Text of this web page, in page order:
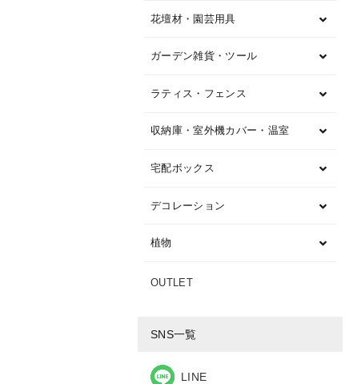
花壇材・園芸用具
ガーデン雑貨・ツール
ラティス・フェンス
収納庫・室外機カバー・温室
宅配ボックス
デコレーション
植物
OUTLET
SNS一覧
LINE